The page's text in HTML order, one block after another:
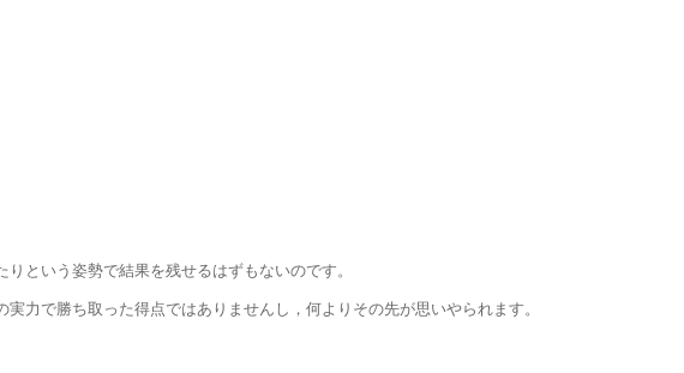
という姿勢で結果を残せるはずもないのです。
力で勝ち取った得点ではありませんし，何よりその先が思いやられます。